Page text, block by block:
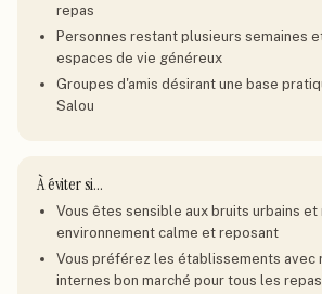
repas
Personnes restant plusieurs semaines
espaces de vie généreux
Groupes d'amis désirant une base
Salou
À éviter si…
Vous êtes sensible aux bruits urbains et
environnement calme et reposant
Vous préférez les établissements avec
internes bon marché pour tous les repas